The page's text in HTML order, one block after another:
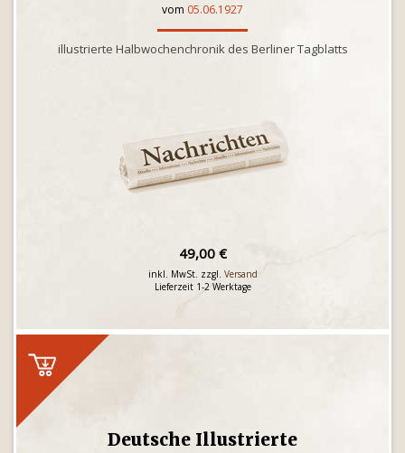
vom 05.06.1927
illustrierte Halbwochenchronik des Berliner Tagblatts
49,00 €
inkl. MwSt. zzgl. Versand
Lieferzeit 1-2 Werktage
Deutsche Illustrierte